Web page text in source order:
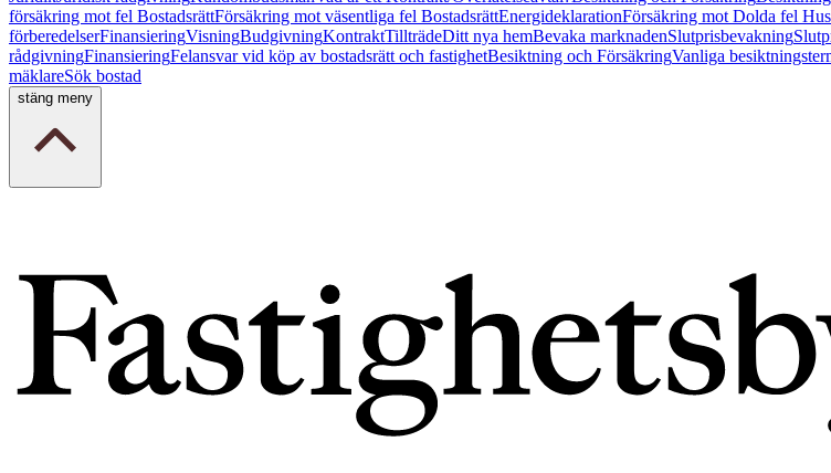
försäkring mot fel BostadsrättFörsäkring mot väsentliga fel BostadsrättEnergideklarationFörsäkring mot Dolda fel Hus
förberedelserFinansieringVisningBudgivningKontraktTillträdeDitt nya hemBevaka marknadenSlutprisbevakning
rådgivningFinansieringFelansvar vid köp av bostadsrätt och fastighetBesiktning och FörsäkringVanliga
mäklareSök bostad
stäng meny